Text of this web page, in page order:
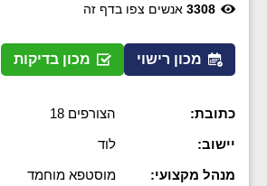
3308 אנשים צפו בדף זה
מכון רישוי מכון בדיקות
כתובת:
הצורפים 18
יישוב:
לוד
מנהל מקצועי:
מוסטפא מוחמד